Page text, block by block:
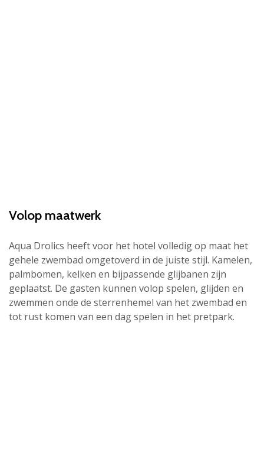
Volop maatwerk
Aqua Drolics heeft voor het hotel volledig op maat het
gehele zwembad omgetoverd in de juiste stijl. Kamelen,
palmbomen, kelken en bijpassende glijbanen zijn
geplaatst. De gasten kunnen volop spelen, glijden en
zwemmen onde de sterrenhemel van het zwembad en
tot rust komen van een dag spelen in het pretpark.